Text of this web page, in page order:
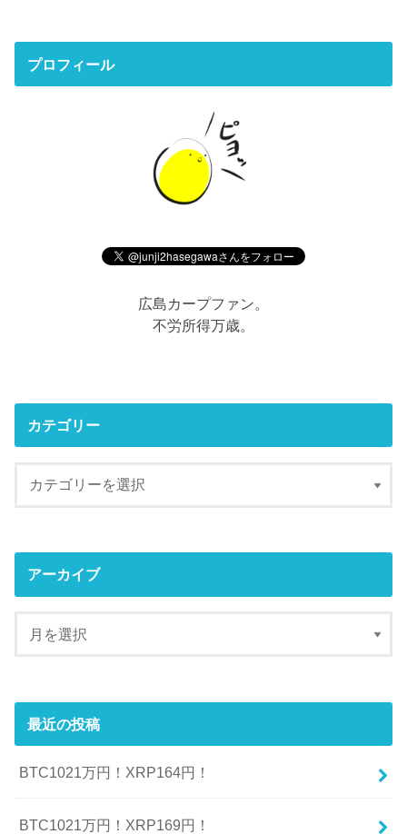
プロフィール
広島カープファン。
不労所得万歳。
カテゴリー
アーカイブ
最近の投稿
BTC1021万円！XRP164円！
BTC1021万円！XRP169円！